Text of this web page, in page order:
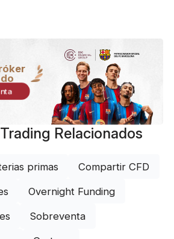
Relacionados
primas Compartir CFD
Overnight Funding
Sobreventa